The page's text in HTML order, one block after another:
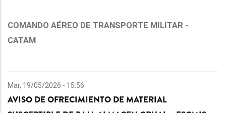
COMANDO AÉREO DE TRANSPORTE MILITAR -
CATAM
Mar, 19/05/2026 - 15:56
AVISO DE OFRECIMIENTO DE MATERIAL